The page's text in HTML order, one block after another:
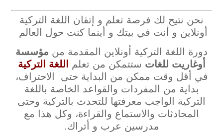
نحن نتيح لك فرصة تعلم و إتقان اللغة التركية
أونلاين و أنت في بيتك و أينما كنت حول العالم
دورة اللغة التركية أونلاين المقدمة من مؤسسة
أوغاريت للغات ستتمكن من تعلم
اللغة التركية
في أقل وقت ممكن من البداية حتى الاحتراف،
بداية من المفردات والقواعد الخاصة باللغة
التركية الواجب معرفتها للتحدث بالتركية وحتى
المحادثات والاستماع والقراءة، وكل هذا مع
مدرسين عرب و أتراك.